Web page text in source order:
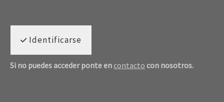
Identificarse
Si no puedes acceder ponte en contacto con nosotros.